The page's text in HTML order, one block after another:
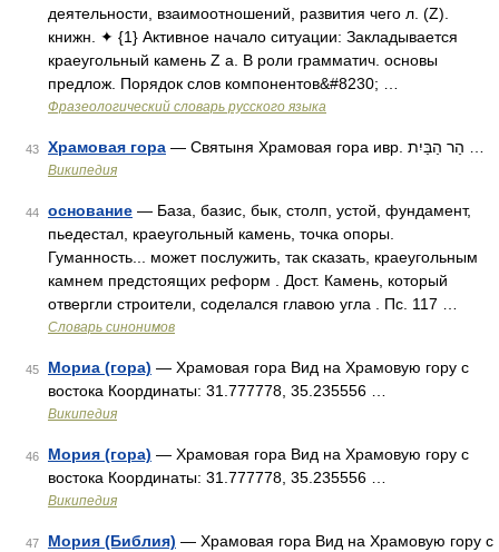
деятельности, взаимоотношений, развития чего л. (Z).
книжн. ✦ {1} Активное начало ситуации: Закладывается
краеугольный камень Z а. В роли грамматич. основы
предлож. Порядок слов компонентов&#8230; …
Фразеологический словарь русского языка
43 Храмовая гора
Википедия
44 основание — База, базис, бык, столп, устой, фундамент,
пьедестал, краеугольный камень, точка опоры.
Гуманность... может послужить, так сказать, краеугольным
камнем предстоящих реформ . Дост. Камень, который
отвергли строители, соделался главою угла . Пс. 117 …
Словарь синонимов
45 Мориа (гора) — Храмовая гора Вид на Храмовую гору с
востока Координаты: 31.777778, 35.235556 …
Википедия
46 Мория (гора) — Храмовая гора Вид на Храмовую гору с
востока Координаты: 31.777778, 35.235556 …
Википедия
47 Мория (Библия) — Храмовая гора Вид на Храмовую гору с